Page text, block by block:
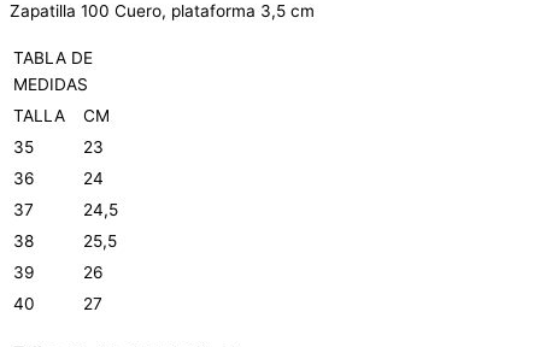
Zapatilla 100 Cuero, plataforma 3,5 cm
TABLA DE
MEDIDAS
TALLA
CM
35
23
36
24
37
24,5
38
25,5
39
26
40
27